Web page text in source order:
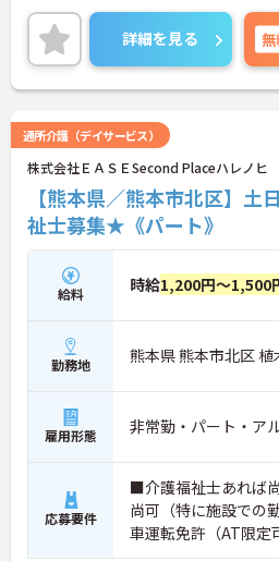
詳細を見る
通所介護（デイサービス）
株式会社ＥＡＳＥSecond Placeハレノヒ
【熊本県／熊本市北区】
祉士募集★《パート》
給料 時給1,200円～1,500
勤務地 熊本県 熊本市北区
雇用形態 非常勤・パート・ア
応募要件
■介護福祉士あれば
尚可（特に施設での
車運転免許（AT限定